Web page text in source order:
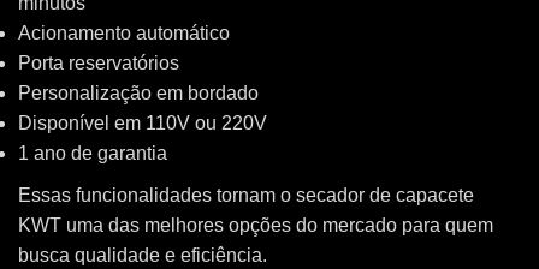
Acionamento automático
Porta reservatórios
Personalização em bordado
Disponível em 110V ou 220V
1 ano de garantia
Essas funcionalidades tornam o secador de capacete
KWT uma das melhores opções do mercado para quem
busca qualidade e eficiência.